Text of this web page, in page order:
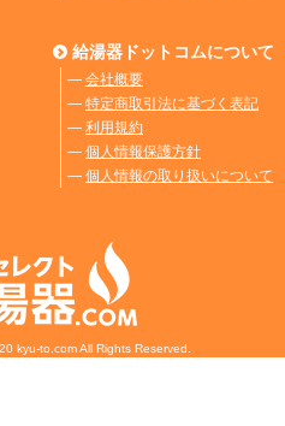
給湯器ドットコムについて
― 会社概要
― 特定商取引法に基づく表記
― 利用規約
― 個人情報保護方針
― 個人情報の取り扱いについて
kyu-to.com All Rights Reserved.